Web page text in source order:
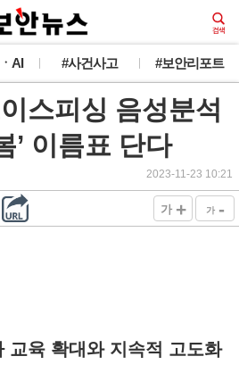
AI #사건사고 #보안리포트
스피싱 음성분석
’ 이름표 단다
2023-11-23 10:21
가 + 가 -
교육 확대와 지속적 고도화
최대 1만건 유출